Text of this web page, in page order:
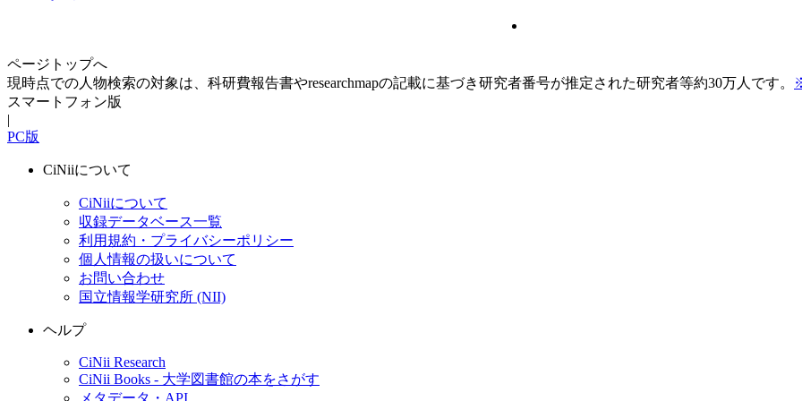
ページトップへ
現時点での人物検索の対象は、科研費報告書やresearchmapの記載に基づき研究者番号が推定された研究者等約30万人です。
スマートフォン版
|
PC版
CiNiiについて
CiNiiについて
収録データベース一覧
利用規約・プライバシーポリシー
個人情報の扱いについて
お問い合わせ
国立情報学研究所 (NII)
ヘルプ
CiNii Research
CiNii Books - 大学図書館の本をさがす
メタデータ・API